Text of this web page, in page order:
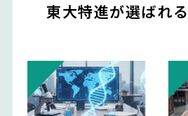
東大特進が選ばれ